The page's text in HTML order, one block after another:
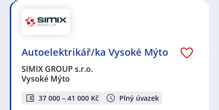
Autoelektrikář/ka Vysoké Mýto
SIMIX GROUP s.r.o.
Vysoké Mýto
37 000 – 41 000 Kč Plný úvazek